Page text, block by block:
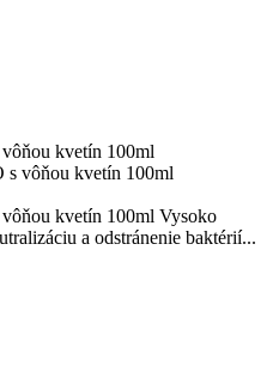
kvetín 100ml
kvetín 100ml Vysoko
a odstránenie baktérií...